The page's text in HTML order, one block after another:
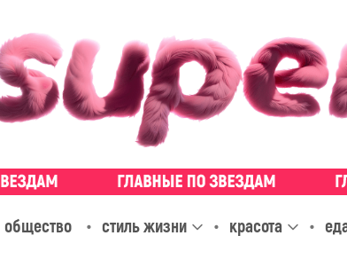
общество стиль жизни красота